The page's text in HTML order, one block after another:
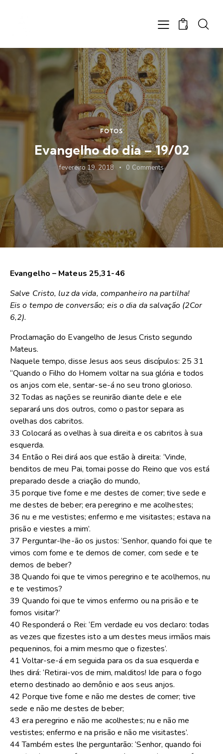
0
FOTOS
Evangelho do dia – 19/02
fevereiro 19, 2018 0 Comments
Evangelho – Mateus 25,31-46
Salve Cristo, luz da vida, companheiro na partilha!
Eis o tempo de conversão; eis o dia da salvação (2Cor
6,2).
Proclamação do Evangelho de Jesus Cristo segundo
Mateus.
Naquele tempo, disse Jesus aos seus discípulos: 25 31
“Quando o Filho do Homem voltar na sua glória e todos
os anjos com ele, sentar-se-á no seu trono glorioso.
32 Todas as nações se reunirão diante dele e ele
separará uns dos outros, como o pastor separa as
ovelhas dos cabritos.
33 Colocará as ovelhas à sua direita e os cabritos à sua
esquerda.
34 Então o Rei dirá aos que estão à direita: ‘Vinde,
benditos de meu Pai, tomai posse do Reino que vos está
preparado desde a criação do mundo,
35 porque tive fome e me destes de comer; tive sede e
me destes de beber; era peregrino e me acolhestes;
36 nu e me vestistes; enfermo e me visitastes; estava na
prisão e viestes a mim’.
37 Perguntar-lhe-ão os justos: ‘Senhor, quando foi que te
vimos com fome e te demos de comer, com sede e te
demos de beber?
38 Quando foi que te vimos peregrino e te acolhemos, nu
e te vestimos?
39 Quando foi que te vimos enfermo ou na prisão e te
fomos visitar?’
40 Responderá o Rei: ‘Em verdade eu vos declaro: todas
as vezes que fizestes isto a um destes meus irmãos mais
pequeninos, foi a mim mesmo que o fizestes’.
41 Voltar-se-á em seguida para os da sua esquerda e
lhes dirá: ‘Retirai-vos de mim, malditos! Ide para o fogo
eterno destinado ao demônio e aos seus anjos.
42 Porque tive fome e não me destes de comer; tive
sede e não me destes de beber;
43 era peregrino e não me acolhestes; nu e não me
vestistes; enfermo e na prisão e não me visitastes’.
44 Também estes lhe perguntarão: ‘Senhor, quando foi